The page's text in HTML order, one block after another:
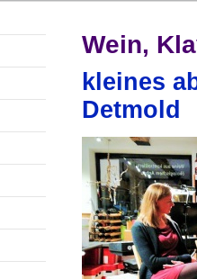
Wein,
kleines
Detmold